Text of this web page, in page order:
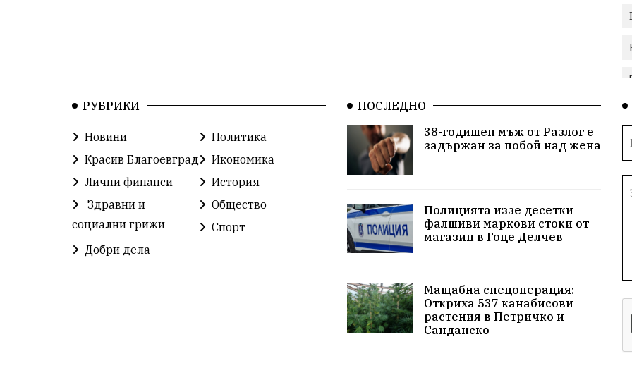
РУБРИКИ
Новини
Политика
Красив Благоевград
Икономика
Лични финанси
История
Здравни и
социални грижи
Общество
Спорт
Добри дела
ПОСЛЕДНО
38-годишен мъж от Разлог е
задържан за побой над жена
Полицията иззе десетки
фалшиви маркови стоки от
магазин в Гоце Делчев
Мащабна спецоперация:
Откриха 537 канабисови
растения в Петричко и
Санданско